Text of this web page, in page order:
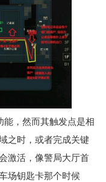
，然而其触发点是相
之时，或者完成关键
激活，像警局大厅首
场钥匙卡那个时候